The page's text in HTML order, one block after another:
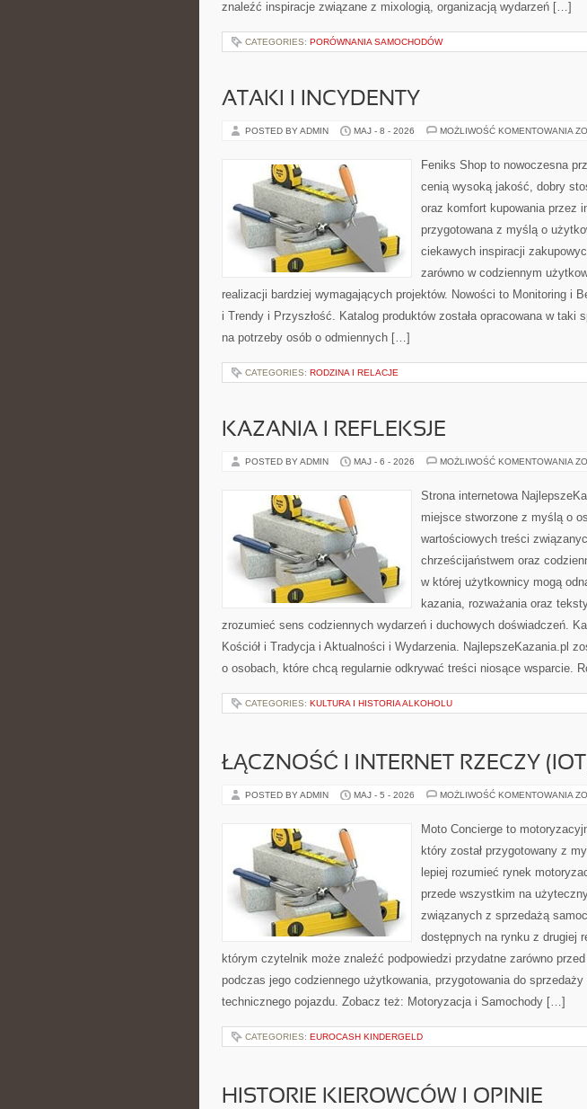
znaleźć inspiracje związane z mixologią, organizacją wydarzeń […]
CATEGORIES: PORÓWNANIA SAMOCHODÓW
ATAKI I INCYDENTY
POSTED BY ADMIN MAJ - 8 - 2026 MOŻLIWOŚĆ KOMENTOWANIA
Feniks Shop to nowoczesna
cenią wysoką jakość, dobry
oraz komfort kupowania przez
przygotowana z myślą o
ciekawych inspiracji
zarówno w codziennym
realizacji bardziej wymagających projektów. Nowości to Monitoring i
i Trendy i Przyszłość. Katalog produktów została opracowana w taki
na potrzeby osób o odmiennych […]
CATEGORIES: RODZINA I RELACJE
KAZANIA I REFLEKSJE
POSTED BY ADMIN MAJ - 6 - 2026 MOŻLIWOŚĆ KOMENTOWANIA
Strona internetowa
miejsce stworzone z myślą o
wartościowych treści
chrześcijaństwem oraz
w której użytkownicy mogą
kazania, rozważania oraz
zrozumieć sens codziennych wydarzeń i duchowych doświadczeń.
Kościół i Tradycja i Aktualności i Wydarzenia. NajlepszeKazania.pl
o osobach, które chcą regularnie odkrywać treści niosące wsparcie.
CATEGORIES: KULTURA I HISTORIA ALKOHOLU
ŁĄCZNOŚĆ I INTERNET RZECZY
POSTED BY ADMIN MAJ - 5 - 2026 MOŻLIWOŚĆ KOMENTOWANIA
Moto Concierge to
który został przygotowany z
lepiej rozumieć rynek
przede wszystkim na
związanych z sprzedażą
dostępnych na rynku z drugiej
którym czytelnik może znaleźć podpowiedzi przydatne zarówno
podczas jego codziennego użytkowania, przygotowania do
technicznego pojazdu. Zobacz też: Motoryzacja i Samochody […]
CATEGORIES: EUROCASH KINDERGELD
HISTORIE KIEROWCÓW I OPINIE